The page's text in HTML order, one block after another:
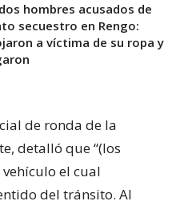
hombres acusados de
secuestro en Rengo:
a víctima de su ropa y
de ronda de la
detalló que “(los
el cual
del tránsito. Al